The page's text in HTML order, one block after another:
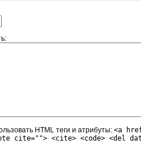
HTML теги и атрибуты: <a
cite=""> <cite> <code> <del